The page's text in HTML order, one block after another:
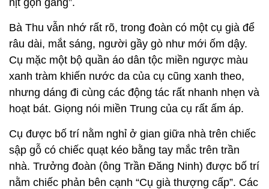
nịt gọn gàng”.
Bà Thu vẫn nhớ rất rõ, trong đoàn có một cụ già để
râu dài, mắt sáng, người gầy gò như mới ốm dậy.
Cụ mặc một bộ quần áo dân tộc miền ngược màu
xanh tràm khiến nước da của cụ cũng xanh theo,
nhưng dáng đi cùng các động tác rất nhanh nhẹn và
hoạt bát. Giọng nói miền Trung của cụ rất ấm áp.
Cụ được bố trí nằm nghỉ ở gian giữa nhà trên chiếc
sập gỗ có chiếc quạt kéo bằng tay mắc trên trần
nhà. Trưởng đoàn (ông Trần Đăng Ninh) được bố trí
nằm chiếc phản bên cạnh “Cụ già thượng cấp”. Các